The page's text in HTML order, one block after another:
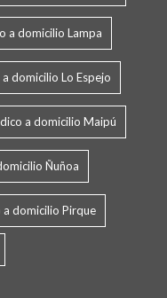
a domicilio Lampa
domicilio Lo Espejo
a domicilio Maipú
Ñuñoa
a domicilio Pirque